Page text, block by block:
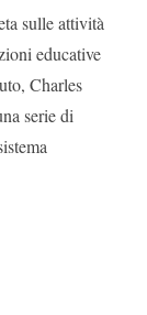
sulle attività
educative
Charles
serie di